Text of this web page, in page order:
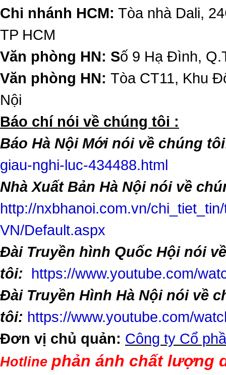
Chi nhánh HCM: Tòa nhà Dali,
TP HCM
Văn phòng HN: Số 9 Hạ Đình,
Văn phòng HN: Tòa CT11, Khu
Nội
​Báo chí nói về chúng tôi :
Báo Hà Nội Mới nói về chúng
giau-nghi-luc-434488.html
Nhà Xuất Bản Hà Nội nói về
http://nxbhanoi.com.vn/
VN/Default.aspx
Đài Truyền hình Quốc Hội nói
tôi:
https://www.youtube.com/
Đài Truyền Hình Hà Nội nói về
tôi: https://www.youtube.com/
Đơn vị chủ quản: Công ty Cổ
Hotline phản ánh chất lượng